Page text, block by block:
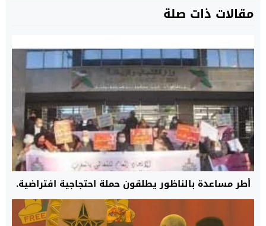
مقالات ذات صلة
أطر مساعدة بالناظور يطلقون حملة احتجاجية افتراضية.